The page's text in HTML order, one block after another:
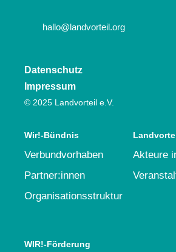
hallo@landvorteil.org
Datenschutz
Impressum
© 2025 Landvorteil e.V.
Wir!-Bündnis
Verbundvorhaben
Partner:innen
Organisationsstruktur
WIR!-Förderung
Akteure